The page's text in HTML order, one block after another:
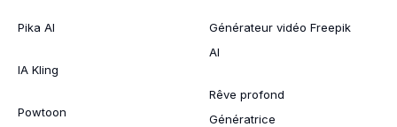
Pika AI
IA Kling
Powtoon
Générateur vidéo Freepik
AI
Rêve profond
Génératrice